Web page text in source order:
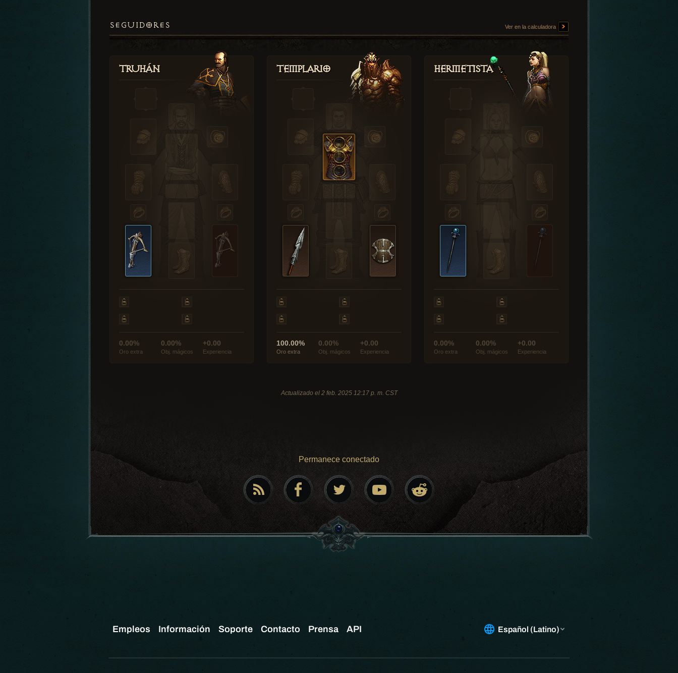
SEGUIDORES Ver en la calculadora
Truhán
0.00%
Oro extra
0.00%
Obj. mágicos
+0.00
Experiencia
Templario
100.00%
Oro extra
0.00%
Obj. mágicos
+0.00
Experiencia
Hermetista
0.00%
Oro extra
0.00%
Obj. mágicos
+0.00
Experiencia
Actualizado el 2 feb. 2025 12:17 p. m. CST
Permanece conectado